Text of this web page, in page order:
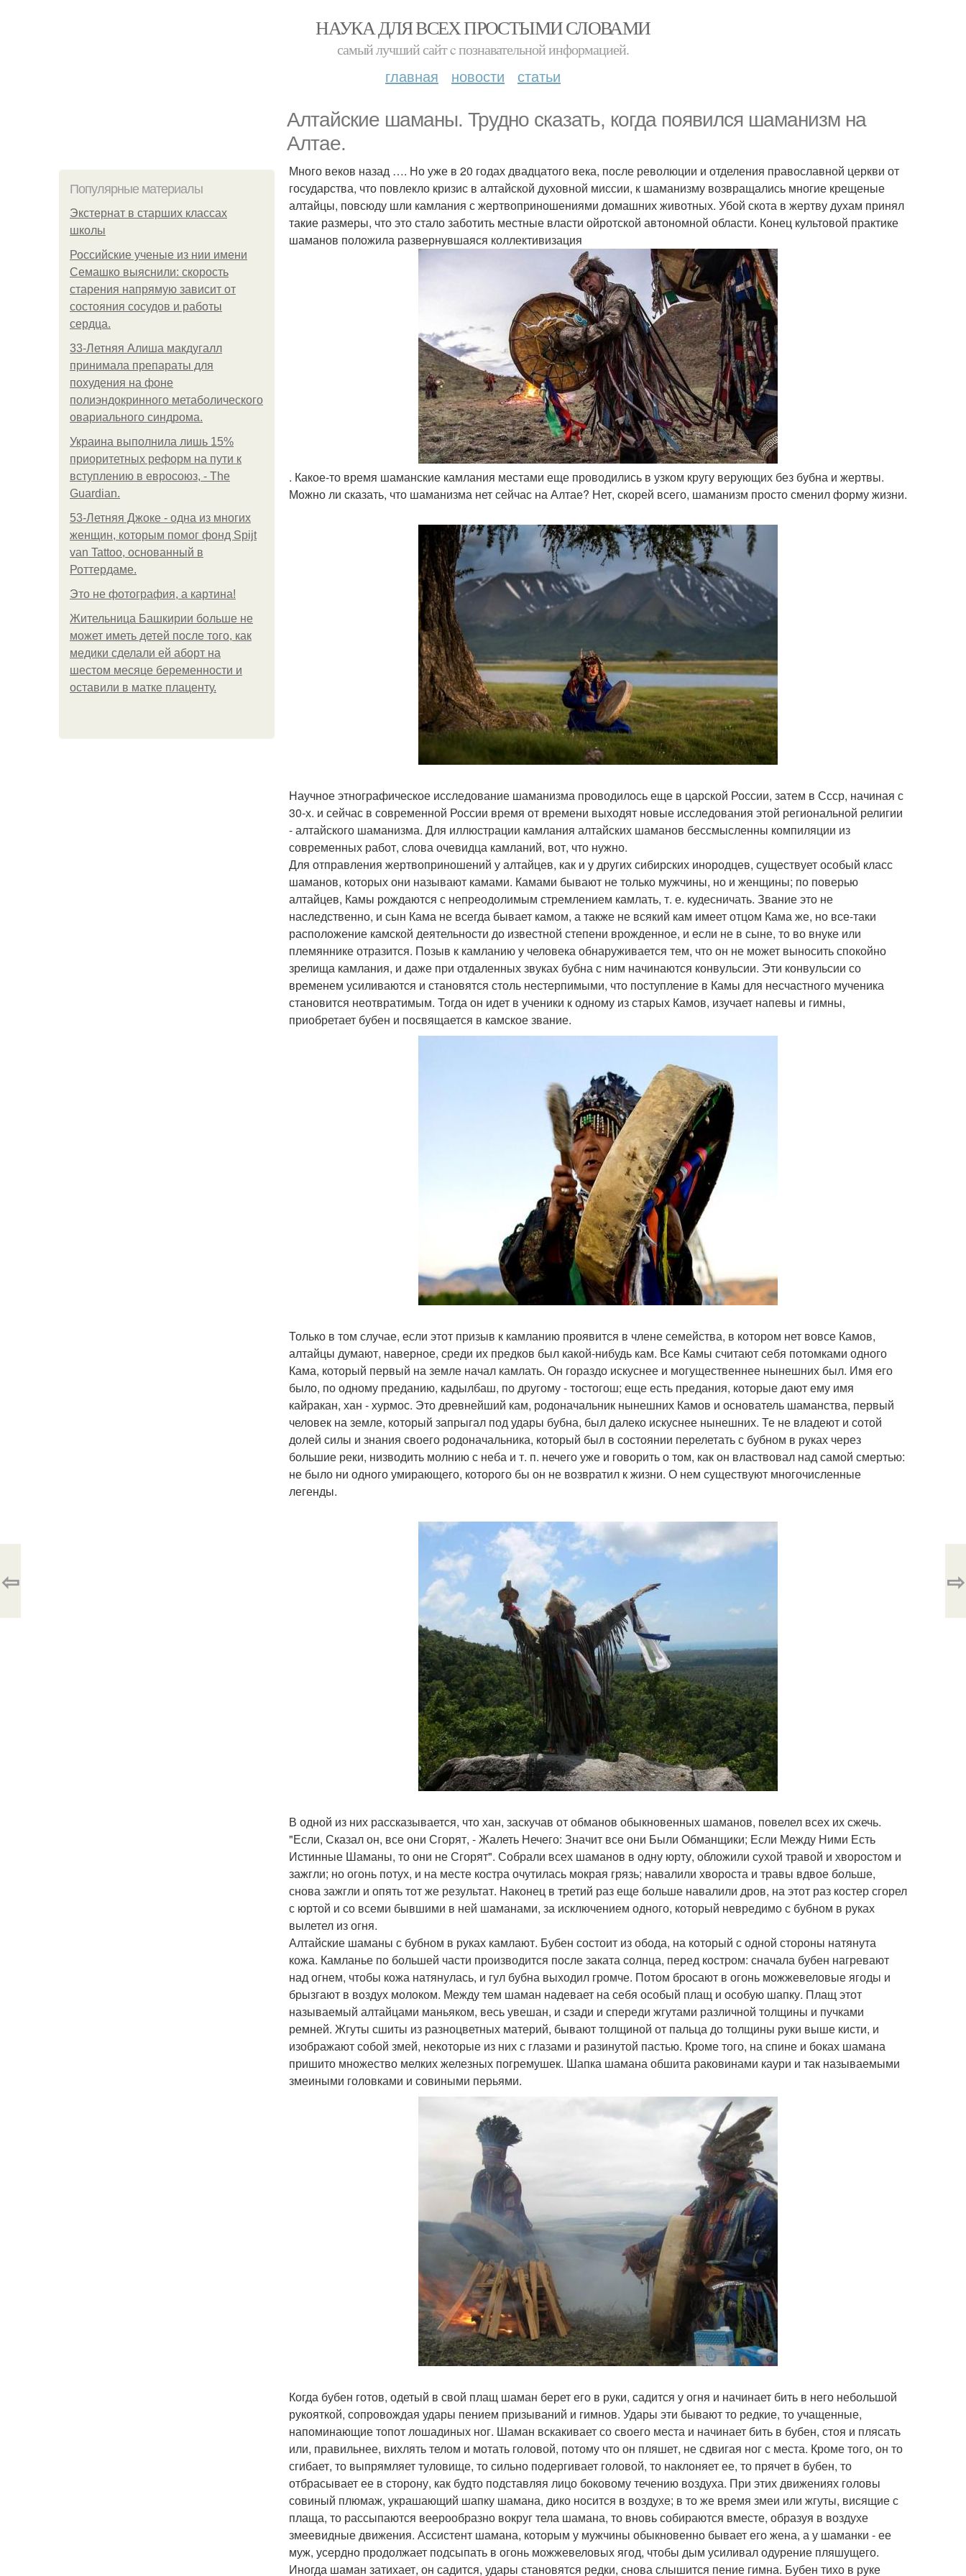
НАУКА ДЛЯ ВСЕХ ПРОСТЫМИ СЛОВАМИ
самый лучший сайт c познавательной информацией.
главная новости статьи
Алтайские шаманы. Трудно сказать, когда появился шаманизм на
Алтае.
Популярные материалы
Экстернат в старших классах
школы
Российские ученые из нии имени
Семашко выяснили: скорость
старения напрямую зависит от
состояния сосудов и работы
сердца.
33-Летняя Алиша макдугалл
принимала препараты для
похудения на фоне
полиэндокринного метаболического
овариального синдрома.
Украина выполнила лишь 15%
приоритетных реформ на пути к
вступлению в евросоюз, - The
Guardian.
53-Летняя Джоке - одна из многих
женщин, которым помог фонд Spijt
van Tattoo, основанный в
Роттердаме.
Это не фотография, а картина!
Жительница Башкирии больше не
может иметь детей после того, как
медики сделали ей аборт на
шестом месяце беременности и
оставили в матке плаценту.
Много веков назад …. Но уже в 20 годах двадцатого века, после революции и отделения православной церкви от
государства, что повлекло кризис в алтайской духовной миссии, к шаманизму возвращались многие крещеные
алтайцы, повсюду шли камлания с жертвоприношениями домашних животных. Убой скота в жертву духам принял
такие размеры, что это стало заботить местные власти ойротской автономной области. Конец культовой практике
шаманов положила развернувшаяся коллективизация
. Какое-то время шаманские камлания местами еще проводились в узком кругу верующих без бубна и жертвы.
Можно ли сказать, что шаманизма нет сейчас на Алтае? Нет, скорей всего, шаманизм просто сменил форму жизни.
Научное этнографическое исследование шаманизма проводилось еще в царской России, затем в Ссср, начиная с
30-х. и сейчас в современной России время от времени выходят новые исследования этой региональной религии
- алтайского шаманизма. Для иллюстрации камлания алтайских шаманов бессмысленны компиляции из
современных работ, слова очевидца камланий, вот, что нужно.
Для отправления жертвоприношений у алтайцев, как и у других сибирских инородцев, существует особый класс
шаманов, которых они называют камами. Камами бывают не только мужчины, но и женщины; по поверью
алтайцев, Камы рождаются с непреодолимым стремлением камлать, т. е. кудесничать. Звание это не
наследственно, и сын Кама не всегда бывает камом, а также не всякий кам имеет отцом Кама же, но все-таки
расположение камской деятельности до известной степени врожденное, и если не в сыне, то во внуке или
племяннике отразится. Позыв к камланию у человека обнаруживается тем, что он не может выносить спокойно
зрелища камлания, и даже при отдаленных звуках бубна с ним начинаются конвульсии. Эти конвульсии со
временем усиливаются и становятся столь нестерпимыми, что поступление в Камы для несчастного мученика
становится неотвратимым. Тогда он идет в ученики к одному из старых Камов, изучает напевы и гимны,
приобретает бубен и посвящается в камское звание.
Только в том случае, если этот призыв к камланию проявится в члене семейства, в котором нет вовсе Камов,
алтайцы думают, наверное, среди их предков был какой-нибудь кам. Все Камы считают себя потомками одного
Кама, который первый на земле начал камлать. Он гораздо искуснее и могущественнее нынешних был. Имя его
было, по одному преданию, кадылбаш, по другому - тостогош; еще есть предания, которые дают ему имя
кайракан, хан - хурмос. Это древнейший кам, родоначальник нынешних Камов и основатель шаманства, первый
человек на земле, который запрыгал под удары бубна, был далеко искуснее нынешних. Те не владеют и сотой
долей силы и знания своего родоначальника, который был в состоянии перелетать с бубном в руках через
большие реки, низводить молнию с неба и т. п. нечего уже и говорить о том, как он властвовал над самой смертью:
не было ни одного умирающего, которого бы он не возвратил к жизни. О нем существуют многочисленные
легенды.
В одной из них рассказывается, что хан, заскучав от обманов обыкновенных шаманов, повелел всех их сжечь.
"Если, Сказал он, все они Сгорят, - Жалеть Нечего: Значит все они Были Обманщики; Если Между Ними Есть
Истинные Шаманы, то они не Сгорят". Собрали всех шаманов в одну юрту, обложили сухой травой и хворостом и
зажгли; но огонь потух, и на месте костра очутилась мокрая грязь; навалили хвороста и травы вдвое больше,
снова зажгли и опять тот же результат. Наконец в третий раз еще больше навалили дров, на этот раз костер сгорел
с юртой и со всеми бывшими в ней шаманами, за исключением одного, который невредимо с бубном в руках
вылетел из огня.
Алтайские шаманы с бубном в руках камлают. Бубен состоит из обода, на который с одной стороны натянута
кожа. Камланье по большей части производится после заката солнца, перед костром: сначала бубен нагревают
над огнем, чтобы кожа натянулась, и гул бубна выходил громче. Потом бросают в огонь можжевеловые ягоды и
брызгают в воздух молоком. Между тем шаман надевает на себя особый плащ и особую шапку. Плащ этот
называемый алтайцами маньяком, весь увешан, и сзади и спереди жгутами различной толщины и пучками
ремней. Жгуты сшиты из разноцветных материй, бывают толщиной от пальца до толщины руки выше кисти, и
изображают собой змей, некоторые из них с глазами и разинутой пастью. Кроме того, на спине и боках шамана
пришито множество мелких железных погремушек. Шапка шамана обшита раковинами каури и так называемыми
змеиными головками и совиными перьями.
Когда бубен готов, одетый в свой плащ шаман берет его в руки, садится у огня и начинает бить в него небольшой
рукояткой, сопровождая удары пением призываний и гимнов. Удары эти бывают то редкие, то учащенные,
напоминающие топот лошадиных ног. Шаман вскакивает со своего места и начинает бить в бубен, стоя и плясать
или, правильнее, вихлять телом и мотать головой, потому что он пляшет, не сдвигая ног с места. Кроме того, он то
сгибает, то выпрямляет туловище, то сильно подергивает головой, то наклоняет ее, то прячет в бубен, то
отбрасывает ее в сторону, как будто подставляя лицо боковому течению воздуха. При этих движениях головы
совиный плюмаж, украшающий шапку шамана, дико носится в воздухе; в то же время змеи или жгуты, висящие с
плаща, то рассыпаются веерообразно вокруг тела шамана, то вновь собираются вместе, образуя в воздухе
змеевидные движения. Ассистент шамана, которым у мужчины обыкновенно бывает его жена, а у шаманки - ее
муж, усердно продолжает подсыпать в огонь можжевеловых ягод, чтобы дым усиливал одурение пляшущего.
Иногда шаман затихает, он садится, удары становятся редки, снова слышится пение гимна. Бубен тихо в руке
⇦ ⇨